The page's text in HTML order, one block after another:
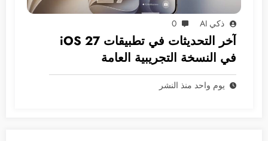
ذكي AI 0
آخر التحديثات في تطبيقات iOS 27
في النسخة التجريبية العامة
يوم واحد منذ النشر